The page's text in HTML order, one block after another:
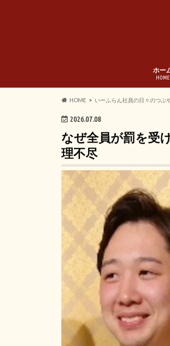
ホー
HOME
HOME いーふらん社員の日々のつぶ
2026.07.08
なぜ全員が罰を受
理不尽